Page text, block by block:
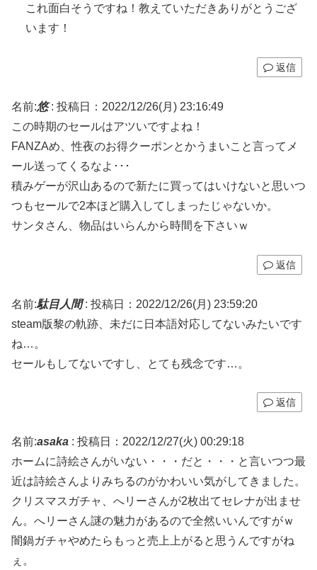
これ面白そうですね！教えていただきありがとうござ
います！
返信
名前:悠: 投稿日：2022/12/26(月) 23:16:49
この時期のセールはアツいですよね！
FANZAめ、性夜のお得クーポンとかうまいこと言ってメ
ール送ってくるなよ･･･
積みゲーが沢山あるので新たに買ってはいけないと思いつ
つもセールで2本ほど購入してしまったじゃないか。
サンタさん、物品はいらんから時間を下さいｗ
返信
名前:駄目人間: 投稿日：2022/12/26(月) 23:59:20
steam版黎の軌跡、未だに日本語対応してないみたいです
ね…。
セールもしてないですし、とても残念です…。
返信
名前:asaka : 投稿日：2022/12/27(火) 00:29:18
ホームに詩絵さんがいない・・・だと・・・と言いつつ最
近は詩絵さんよりみちるのがかわいい気がしてきました。
クリスマスガチャ、へリーさんが2枚出てセレナが出ませ
ん。へリーさん謎の魅力があるので全然いいんですがｗ
闇鍋ガチャやめたらもっと売上上がると思うんですがね
ぇ。